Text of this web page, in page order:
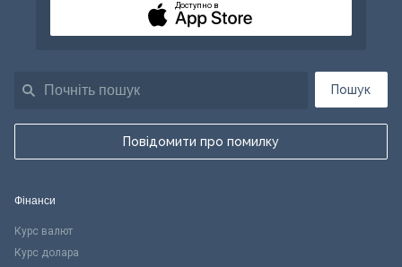
Пошук
Повідомити про помилку
Доступно в
Фінанси
Курс валют
Курс долара